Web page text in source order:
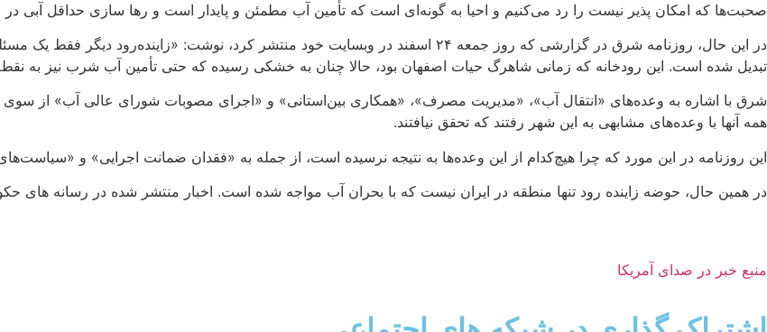
صحبت‌ها که امکان پذیر نیست را رد می‌کنیم و احیا به گونه‌ای است که تأمین آب مطمئن و پایدار است و رها سازی حداقل آبی
در این حال، روزنامه شرق در گزارشی که روز جمعه ۲۴ اسفند در وبسایت خود منتشر کرد، نوشت:
تبدیل شده است. این رودخانه که زمانی شاهرگ حیات اصفهان بود، حالا چنان به خشکی رسیده که حتی تأمین آب شرب نیز به
همه آنها با وعده‌های مشابهی به این شهر رفتند که تحقق نیافتند.
این روزنامه در این مورد که چرا هیچ‌کدام از این وعده‌ها به نتیجه نرسیده است، از جمله به «فقدان ضمانت اجرایی» و
در همین حال، حوضه زاینده رود تنها منطقه در ایران نیست که با بحران آب مواجه شده است. اخبار منتشر شده در رسانه های
منبع خبر در صدای آمریکا